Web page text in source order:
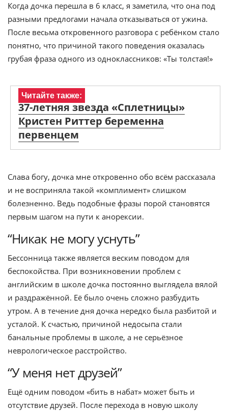
Когда дочка перешла в 6 класс, я заметила, что она под
разными предлогами начала отказываться от ужина.
После весьма откровенного разговора с ребёнком стало
понятно, что причиной такого поведения оказалась
грубая фраза одного из одноклассников: «Ты толстая!»
Читайте также:
37-летняя звезда «Сплетницы»
Кристен Риттер беременна
первенцем
Слава богу, дочка мне откровенно обо всём рассказала
и не восприняла такой «комплимент» слишком
болезненно. Ведь подобные фразы порой становятся
первым шагом на пути к анорексии.
“Никак не могу уснуть”
Бессонница также является веским поводом для
беспокойства. При возникновении проблем с
английским в школе дочка постоянно выглядела вялой
и раздражённой. Её было очень сложно разбудить
утром. А в течение дня дочка нередко была разбитой и
усталой. К счастью, причиной недосыпа стали
банальные проблемы в школе, а не серьёзное
неврологическое расстройство.
“У меня нет друзей”
Ещё одним поводом «бить в набат» может быть и
отсутствие друзей. После перехода в новую школу